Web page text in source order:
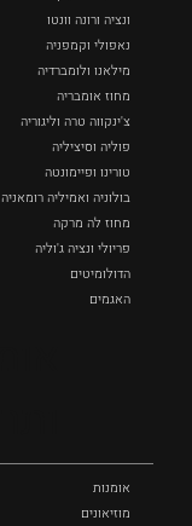
ונציה ורונה וונטו
נאפולי‏ וקמפניה
מילאנו ולומברדיה
מחוז אומבריה
צ'ינקווה טרה וליגוריה
פוליה וסיציליה ‏
טורינו ופיימונטה
בולוניה ואמיליה רומאניה
מחוז לה מרקה
פריולי ונציה ג'וליה
הדולומיטים
האגמים
אומנות
מוזיאונים